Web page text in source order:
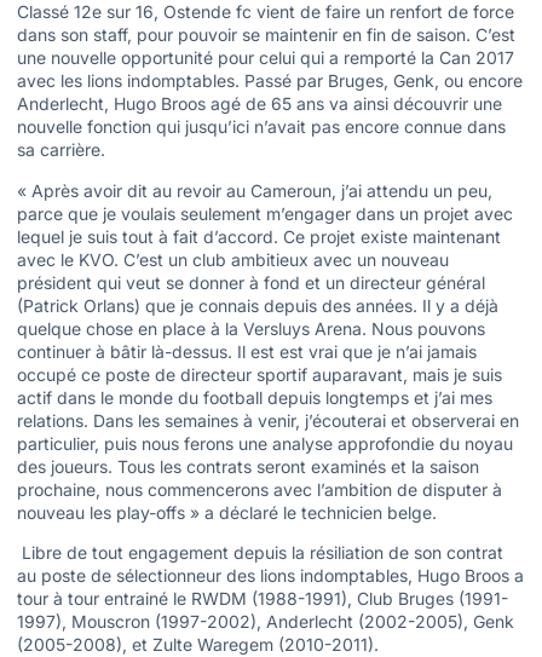
Classé 12e sur 16, Ostende fc vient de faire un renfort de force
dans son staff, pour pouvoir se maintenir en fin de saison. C’est
une nouvelle opportunité pour celui qui a remporté la Can 2017
avec les lions indomptables. Passé par Bruges, Genk, ou encore
Anderlecht, Hugo Broos agé de 65 ans va ainsi découvrir une
nouvelle fonction qui jusqu’ici n’avait pas encore connue dans
sa carrière.
« Après avoir dit au revoir au Cameroun, j’ai attendu un peu,
parce que je voulais seulement m’engager dans un projet avec
lequel je suis tout à fait d’accord. Ce projet existe maintenant
avec le KVO. C’est un club ambitieux avec un nouveau
président qui veut se donner à fond et un directeur général
(Patrick Orlans) que je connais depuis des années. Il y a déjà
quelque chose en place à la Versluys Arena. Nous pouvons
continuer à bâtir là-dessus. Il est est vrai que je n’ai jamais
occupé ce poste de directeur sportif auparavant, mais je suis
actif dans le monde du football depuis longtemps et j’ai mes
relations. Dans les semaines à venir, j’écouterai et observerai en
particulier, puis nous ferons une analyse approfondie du noyau
des joueurs. Tous les contrats seront examinés et la saison
prochaine, nous commencerons avec l’ambition de disputer à
nouveau les play-offs » a déclaré le technicien belge.
Libre de tout engagement depuis la résiliation de son contrat
au poste de sélectionneur des lions indomptables, Hugo Broos a
tour à tour entrainé le RWDM (1988-1991), Club Bruges (1991-
1997), Mouscron (1997-2002), Anderlecht (2002-2005), Genk
(2005-2008), et Zulte Waregem (2010-2011).